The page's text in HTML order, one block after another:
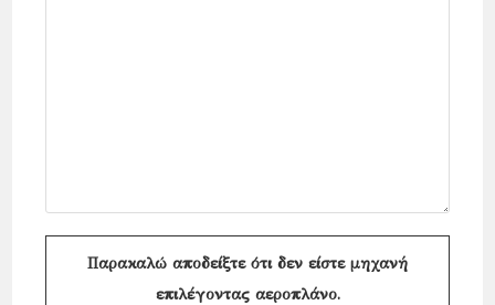
Παρακαλώ αποδείξτε ότι δεν είστε μηχανή
επιλέγονταςαεροπλάνο.